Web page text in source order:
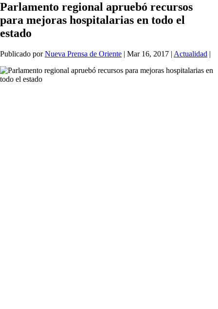
Parlamento regional apruebó recursos
para mejoras hospitalarias en todo el
estado
Publicado porNueva Prensa de Oriente | Mar 16, 2017 | Actualidad |